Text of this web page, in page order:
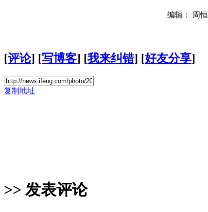
编辑： 周恒
[评论] [写博客] [我来纠错] [好友分享]
复制地址
>> 发表评论